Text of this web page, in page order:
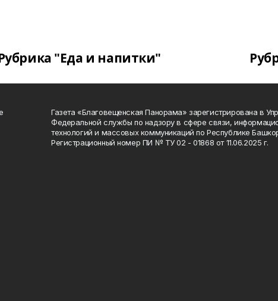
"Еда и напитки"
Газета «Благовещенская Панорама» зарегистрирована в
Федеральной службы по надзору в сфере связи,
технологий и массовых коммуникаций по Республике
Регистрационный номер ПИ № ТУ 02 - 01868 от 11.06.2025 г.